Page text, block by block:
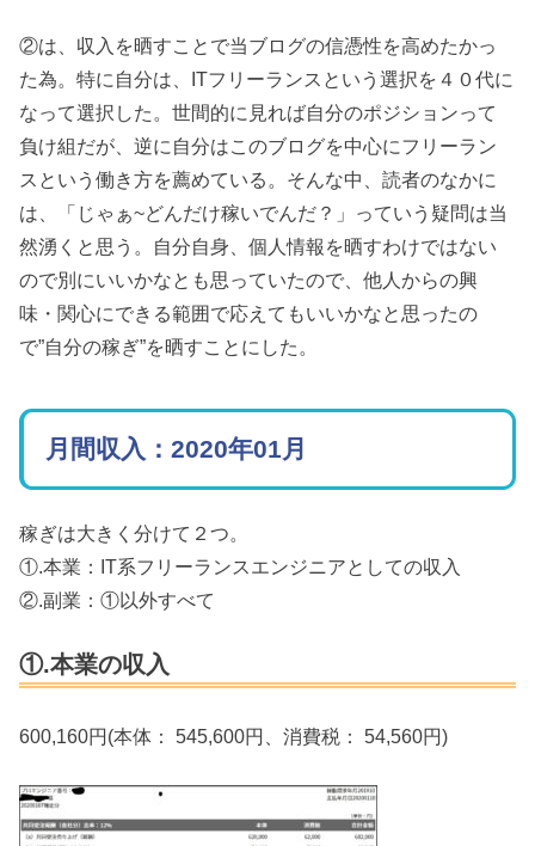
②は、収入を晒すことで当ブログの信憑性を高めたかっ
た為。特に自分は、ITフリーランスという選択を４０代に
なって選択した。世間的に見れば自分のポジションって
負け組だが、逆に自分はこのブログを中心にフリーラン
スという働き方を薦めている。そんな中、読者のなかに
は、「じゃぁ~どんだけ稼いでんだ？」っていう疑問は当
然湧くと思う。自分自身、個人情報を晒すわけではない
ので別にいいかなとも思っていたので、他人からの興
味・関心にできる範囲で応えてもいいかなと思ったの
で”自分の稼ぎ”を晒すことにした。
月間収入：2020年01月
稼ぎは大きく分けて２つ。
①.本業：IT系フリーランスエンジニアとしての収入
②.副業：①以外すべて
①.本業の収入
600,160円(本体： 545,600円、消費税： 54,560円)